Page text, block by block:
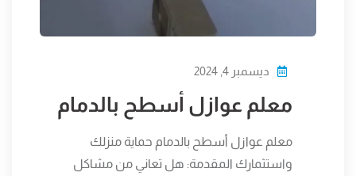
ديسمبر 4, 2024
معلم عوازل أسطح بالدمام
معلم عوازل أسطح بالدمام حماية منزلك
واستثمارك المقدمة: هل تعاني من مشاكل